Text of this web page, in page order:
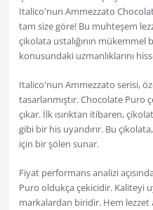
Italico'nun Ammezzato
tam size göre! Bu muhteşem
çikolata ustalığının mükemmel
konusundaki uzmanlıklarını
Italico'nun Ammezzato serisi,
tasarlanmıştır. Chocolate Puro
çıkar. İlk ısırıktan itibaren,
gibi bir his uyandırır. Bu
için bir şölen sunar.
Fiyat performans analizi
Puro oldukça çekicidir. Kaliteyi
markalardan biridir. Hem lezzet